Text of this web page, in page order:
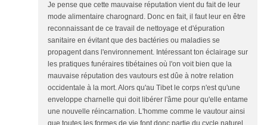
Je pense que cette mauvaise réputation vient du fait de leur
mode alimentaire charognard. Donc en fait, il faut leur en être
reconnaissant de ce travail de nettoyage et d'épuration
sanitaire en évitant que des bactéries ou maladies se
propagent dans l'environnement. Intéressant ton éclairage sur
les pratiques funéraires tibétaines où l'on voit bien que la
mauvaise réputation des vautours est dûe à notre relation
occidentale à la mort. Alors qu'au Tibet le corps n'est qu'une
enveloppe charnelle qui doit libérer l'âme pour qu'elle entame
une nouvelle réincarnation. L'homme comme le vautour ainsi
que toutes les formes de vie font donc partie du cycle naturel.